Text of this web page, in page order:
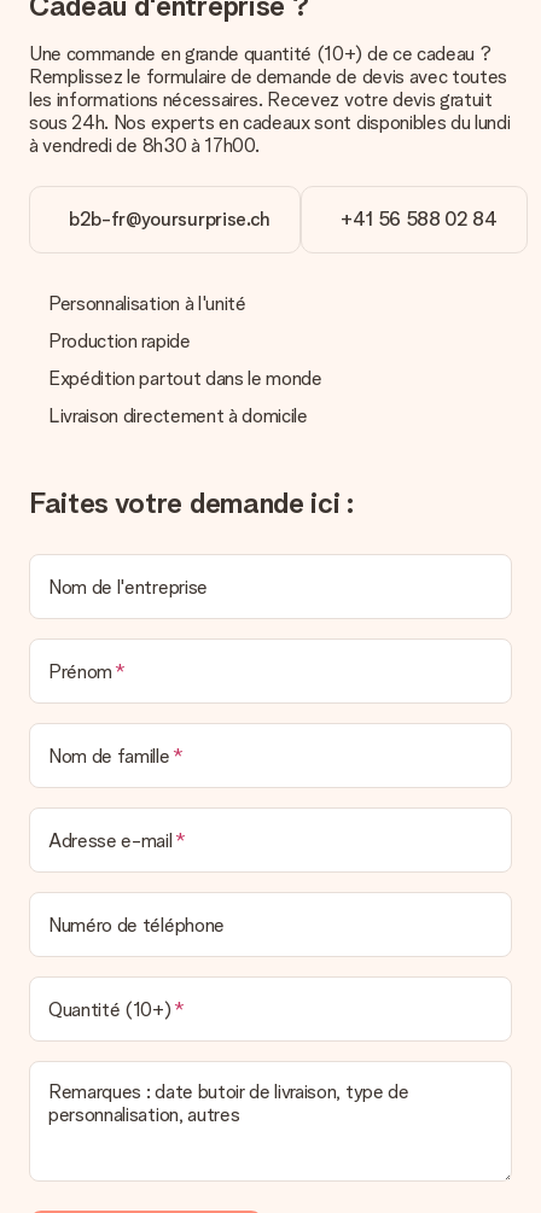
Comment puis-je régler ma commande ?
Nous proposons les formes de paiement suivantes : Paypal,
carte bancaire ou par virement bancaire. Comptez un délai de
3 jours supplémentaires pour la livraison de votre cadeau en
Réception du cadeau
Que puis-je faire si le cadeau ne me convient pas tout à
Nous déplorons le fait que votre cadeau ne vous plaise pas.
Vous pouvez dans ce cas contacter notre service client qui
vous aidera à trouver une solution satisfaisante.
La facture est-elle envoyée avec le cadeau ?
Nous n’envoyons pas de facture avec le cadeau. Nous vous
l’envoyons par e-mail avec la confirmation de commande. Vous
envoyer directement le cadeau à l’heureux destinataire, pour
Une commande en grande quantité (10+) de ce cadeau ?
Remplissez le formulaire de demande de devis avec toutes
les informations nécessaires. Recevez votre devis gratuit
sous 24h. Nos experts en cadeaux sont disponibles du lundi
à vendredi de 8h30 à 17h00.
b2b-fr@yoursurprise.ch +41 56 588 02 84
Personnalisation à l'unité
Production rapide
Expédition partout dans le monde
Livraison directement à domicile
Faites votre demande ici :
Nom de l'entreprise
Prénom
Nom de famille
Adresse e-mail
Numéro de téléphone
Quantité (10+)
Remarques : date butoir de livraison, type de
personnalisation, autres